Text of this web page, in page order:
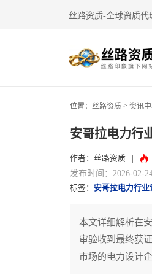
丝路资质-全球资质代
位置： 丝路资质 > 资讯
安哥拉电力行
作者：丝路资质
发布时间：2026-02-
标签： 安哥拉电力行业
本文详细解析在
审验收到最终获
市场的电力设计